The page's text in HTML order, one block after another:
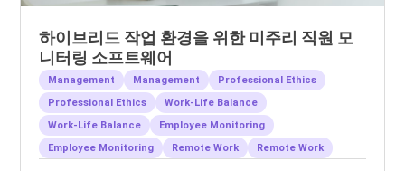
하이브리드 작업 환경을 위한 미주리 직원 모
니터링 소프트웨어
Management Management
Professional Ethics
Professional Ethics
Work-Life Balance
Work-Life Balance
Employee Monitoring
Employee Monitoring
Remote Work Remote Work